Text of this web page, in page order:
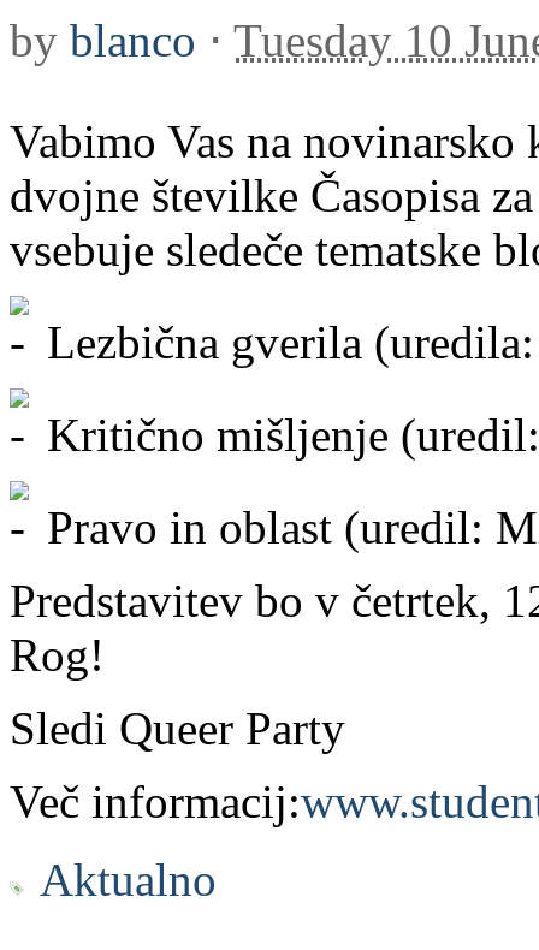
by blanco ⋅ Tuesday 10
Vabimo Vas na
dvojne številke Časopisa
vsebuje sledeče tematske
Lezbična gverila
Kritično mišljenje
Pravo in oblast (uredil:
Predstavitev bo v četrtek,
Rog!
Sledi Queer Party
Več informacij:
Aktualno